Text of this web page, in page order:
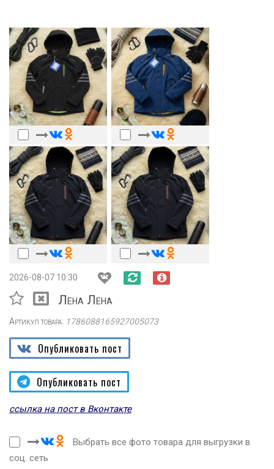
2026-08-07 10:30
Лена Лена
Артикул товара: 1786088165927005073
Опубликовать пост
Опубликовать пост
ссылка на пост в Вконтакте
Выбрать все фото товара для выгрузки в
соц. сеть